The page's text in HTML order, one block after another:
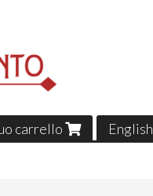
carrello English